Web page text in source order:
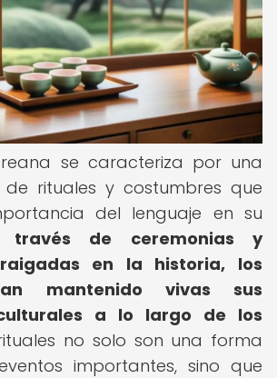
se caracteriza por una
rituales y costumbres que
del lenguaje en su
través de ceremonias y
en la historia, los
mantenido vivas sus
a lo largo de los
no solo son una forma
importantes, sino que